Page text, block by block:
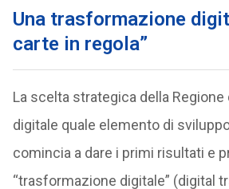
Una trasformazione
carte in regola”
La scelta strategica della Regione
digitale quale elemento di
comincia a dare i primi risultati e
“trasformazione digitale” (digital